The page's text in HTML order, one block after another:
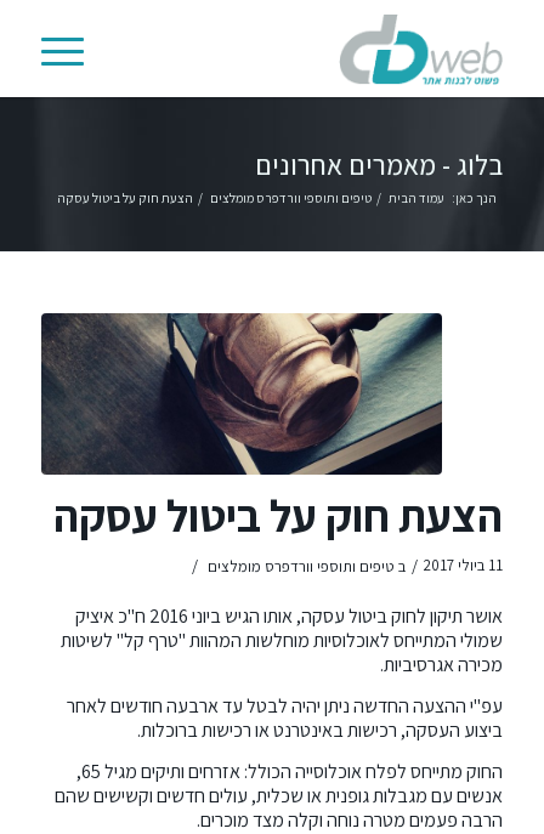
בלוג - מאמרים אחרונים
הנך כאן: עמוד הבית / טיפים ותוספי וורדפרס מומלצים / הצעת חוק על ביטול עסקה
הצעת חוק על ביטול עסקה
11 ביולי 2017 / ב טיפים ותוספי וורדפרס מומלצים /
אושר תיקון לחוק ביטול עסקה, אותו הגיש ביוני 2016 ח"כ איציק
שמולי המתייחס לאוכלוסיות מוחלשות המהוות "טרף קל" לשיטות
מכירה אגרסיביות.
עפ"י ההצעה החדשה ניתן יהיה לבטל עד ארבעה חודשים לאחר
ביצוע העסקה, רכישות באינטרנט או רכישות ברוכלות.
החוק מתייחס לפלח אוכלוסייה הכולל: אזרחים ותיקים מגיל 65,
אנשים עם מגבלות גופנית או שכלית, עולים חדשים וקשישים שהם
הרבה פעמים מטרה נוחה וקלה מצד מוכרים.